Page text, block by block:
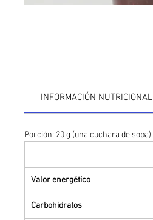
INFORMACIÓN NUTRICIONAL
Porción: 20 g (una cuchara de sopa)
Valor energético
Carbohidratos